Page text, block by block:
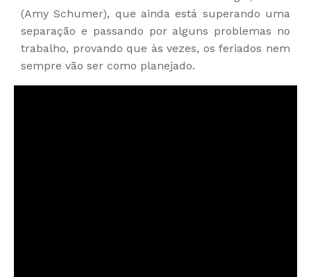
(Amy Schumer), que ainda está superando uma
separação e passando por alguns problemas no
trabalho, provando que às vezes, os feriados nem
sempre vão ser como planejado.